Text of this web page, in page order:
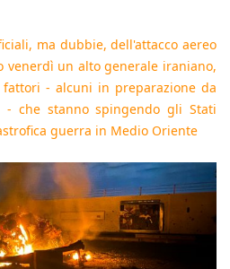
ma dubbie, dell'attacco aereo
venerdì un alto generale iraniano,
- alcuni in preparazione da
che stanno spingendo gli Stati
guerra in Medio Oriente